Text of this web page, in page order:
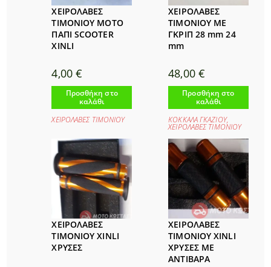
ΧΕΙΡΟΛΑΒΕΣ
ΤΙΜΟΝΙΟΥ ΜΟΤΟ
ΠΑΠΙ SCOOTER
XINLI
4,00 €
Προσθήκη στο
καλάθι
ΧΕΙΡΟΛΑΒΕΣ ΤΙΜΟΝΙΟΥ
ΧΕΙΡΟΛΑΒΕΣ
ΤΙΜΟΝΙΟΥ ΜΕ
ΓΚΡΙΠ 28 mm 24
mm
48,00 €
Προσθήκη στο
καλάθι
ΚΟΚΚΑΛΑ ΓΚΑΖΙΟΥ,
ΧΕΙΡΟΛΑΒΕΣ ΤΙΜΟΝΙΟΥ
ΧΕΙΡΟΛΑΒΕΣ
ΤΙΜΟΝΙΟΥ XINLI
ΧΡΥΣΕΣ
ΧΕΙΡΟΛΑΒΕΣ
ΤΙΜΟΝΙΟΥ XINLI
ΧΡΥΣΕΣ ΜΕ
ΑΝΤΙΒΑΡΑ